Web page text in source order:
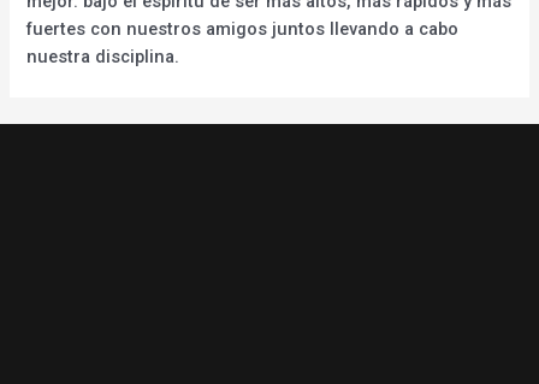
fuertes con nuestros amigos juntos llevando a cabo
nuestra disciplina.